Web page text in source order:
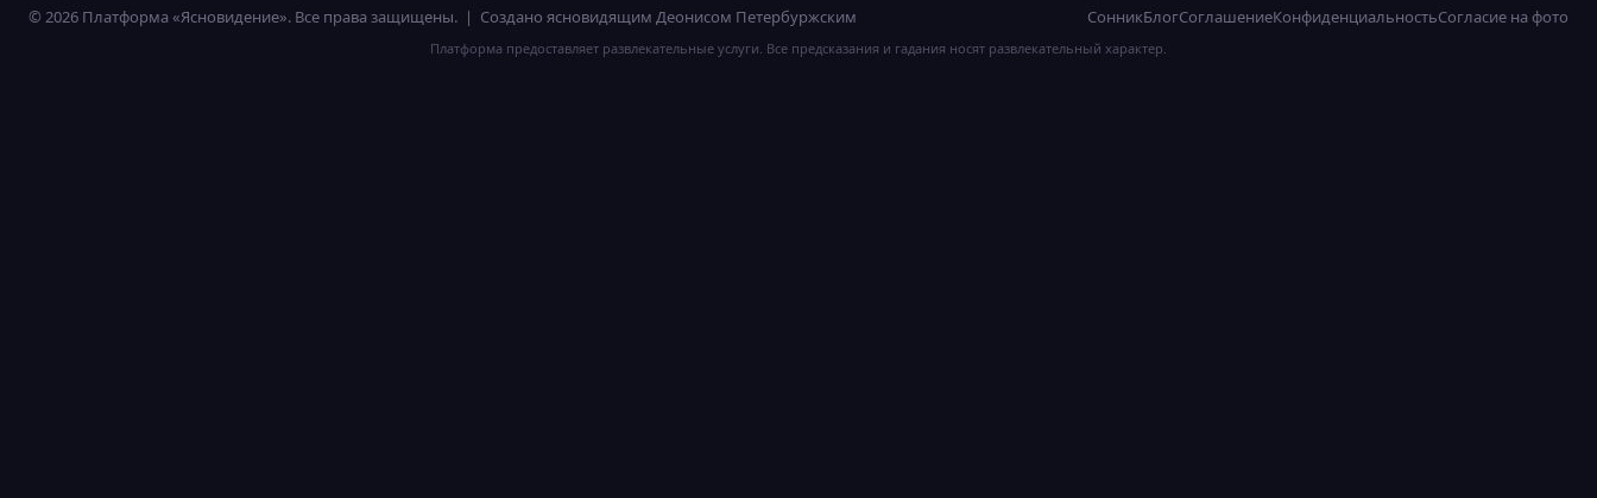
© 2026 Платформа «Ясновидение». Все права защищены. | Создано ясновидящим Деонисом Петербуржским СонникБлогСоглашениеКонфиденциальностьСогласие на фото
Платформа предоставляет развлекательные услуги. Все предсказания и гадания носят развлекательный характер.